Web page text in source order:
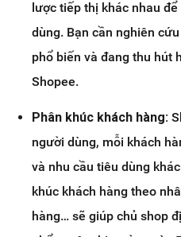
lược tiếp thị khác nhau
dùng. Bạn cần nghiên
phổ biến và đang thu hút
Shopee.
Phân khúc khách hàng:
người dùng, mỗi khách
và nhu cầu tiêu dùng
khúc khách hàng theo
hàng… sẽ giúp chủ shop